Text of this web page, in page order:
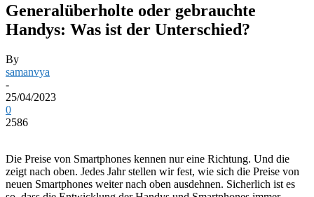
Generalüberholte oder gebrauchte
Handys: Was ist der Unterschied?
By
samanvya
-
25/04/2023
0
2586
Die Preise von Smartphones kennen nur eine Richtung. Und die
zeigt nach oben. Jedes Jahr stellen wir fest, wie sich die Preise von
neuen Smartphones weiter nach oben ausdehnen. Sicherlich ist es